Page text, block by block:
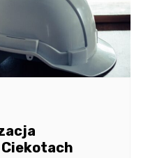
Ciekotach